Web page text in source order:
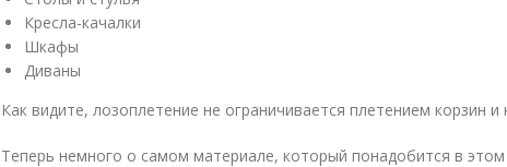
Кресла-качалки
Шкафы
Диваны
Как видите, лозоплетение не ограничивается плетением корзин и
Теперь немного о самом материале, который понадобится в